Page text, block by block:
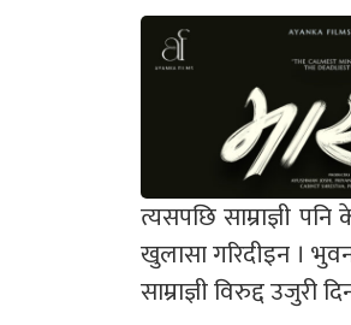
त्यसपछि साम्राज्ञी
खुलासा गरिदीइन ।
साम्राज्ञी विरुद्द